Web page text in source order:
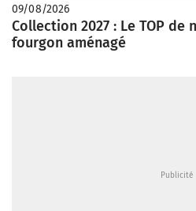
09/08/2026
Collection 2027 : Le TOP
fourgon aménagé